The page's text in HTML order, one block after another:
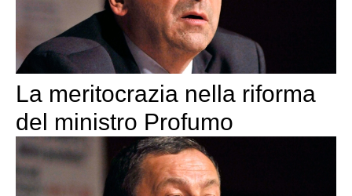
La meritocrazia nella riforma
del ministro Profumo